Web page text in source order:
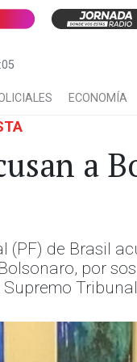
ECONOMÍA
a
(PF) de Brasil
por